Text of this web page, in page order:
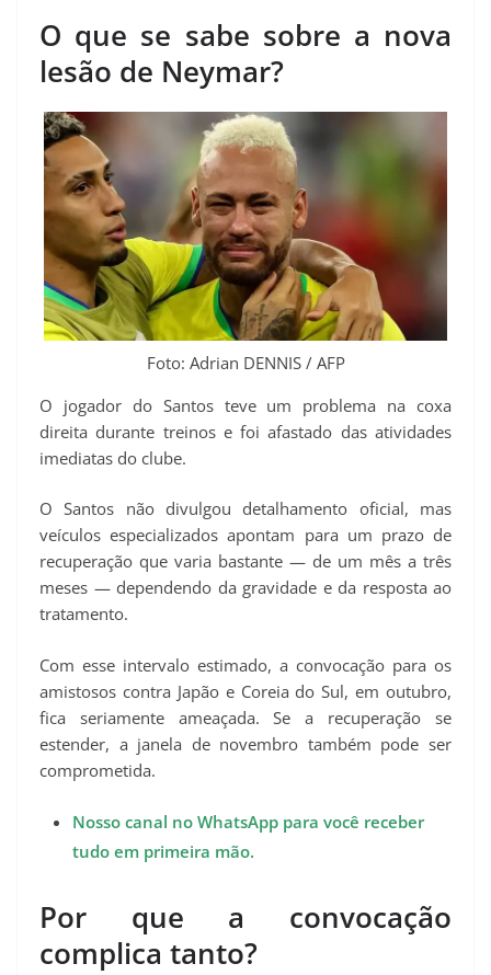
O que se sabe sobre a nova
lesão de Neymar?
Foto: Adrian DENNIS / AFP
O jogador do Santos teve um problema na coxa
direita durante treinos e foi afastado das atividades
imediatas do clube.
O Santos não divulgou detalhamento oficial, mas
veículos especializados apontam para um prazo de
recuperação que varia bastante — de um mês a três
meses — dependendo da gravidade e da resposta ao
tratamento.
Com esse intervalo estimado, a convocação para os
amistosos contra Japão e Coreia do Sul, em outubro,
fica seriamente ameaçada. Se a recuperação se
estender, a janela de novembro também pode ser
comprometida.
Nosso canal no WhatsApp para você receber
tudo em primeira mão.
Por que a convocação
complica tanto?